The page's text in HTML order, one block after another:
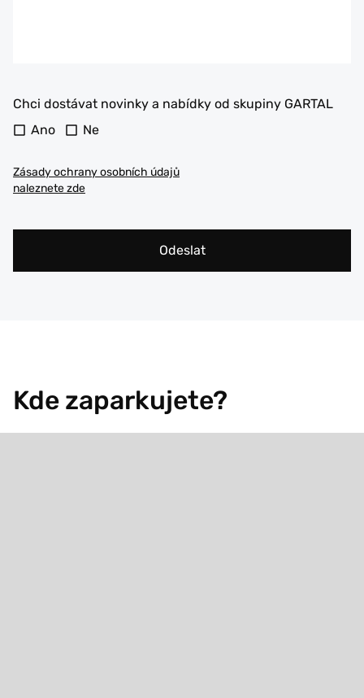
Chci dostávat novinky a nabídky od skupiny GARTAL
Ano
Ne
Zásady ochrany osobních údajů
naleznete zde
Odeslat
Kde zaparkujete?